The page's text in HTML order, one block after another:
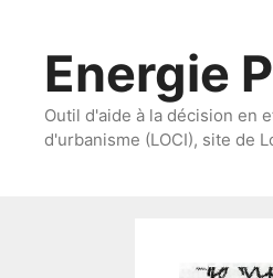
contenuEnergie
Outil d'aide à la décision en
d'urbanisme (LOCI), site de